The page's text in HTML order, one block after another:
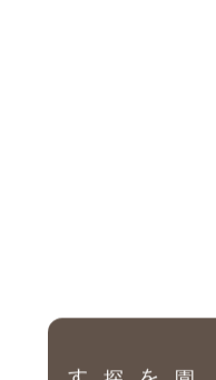
園を探す